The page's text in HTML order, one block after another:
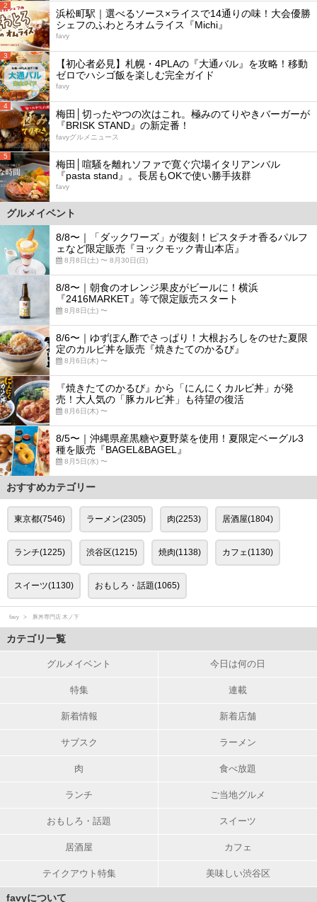
2
浜松町駅｜選べるソース×ライスで14通りの味！大会優勝
シェフのふわとろオムライス『Michi』
favy
3
【初心者必見】札幌・4PLAの『大通バル』を攻略！移動
ゼロでハシゴ飯を楽しむ完全ガイド
favy
4
梅田│切ったやつの次はこれ。極みのてりやきバーガーが
『BRISK STAND』の新定番！
favyグルメニュース
5
梅田│喧騒を離れソファで寛ぐ穴場イタリアンバル
『pasta stand』。長居もOKで使い勝手抜群
favy
グルメイベント
8/8〜｜「ダックワーズ」が復刻！ピスタチオ香るパルフ
ェなど限定販売『ヨックモック青山本店』
8月8日(土) 〜 8月30日(日)
8/8〜｜朝食のオレンジ果皮がビールに！横浜
『2416MARKET』等で限定販売スタート
8月8日(土) 〜
8/6〜｜ゆずぽん酢でさっぱり！大根おろしをのせた夏限
定のカルビ丼を販売『焼きたてのかるび』
8月6日(木) 〜
『焼きたてのかるび』から「にんにくカルビ丼」が発
売！大人気の「豚カルビ丼」も待望の復活
8月6日(木) 〜
8/5〜｜沖縄県産黒糖や夏野菜を使用！夏限定ベーグル3
種を販売『BAGEL&BAGEL』
8月5日(水) 〜
おすすめカテゴリー
東京都(7546) ラーメン(2305) 肉(2253) 居酒屋(1804)
ランチ(1225) 渋谷区(1215) 焼肉(1138) カフェ(1130)
スイーツ(1130) おもしろ・話題(1065)
favy 豚丼専門店 木ノ下
カテゴリ一覧
グルメイベント 今日は何の日
特集 連載
新着情報 新着店舗
サブスク ラーメン
肉 食べ放題
ランチ ご当地グルメ
おもしろ・話題 スイーツ
居酒屋 カフェ
テイクアウト特集 美味しい渋谷区
favyについて